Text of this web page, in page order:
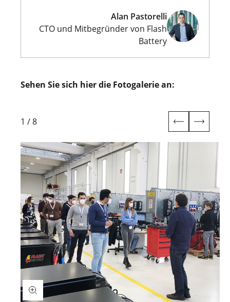
Alan Pastorelli
CTO und Mitbegründer von Flash
Battery
Sehen Sie sich hier die Fotogalerie an:
1 /8